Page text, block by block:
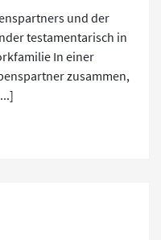
und der
testamentarisch in
In einer
zusammen,